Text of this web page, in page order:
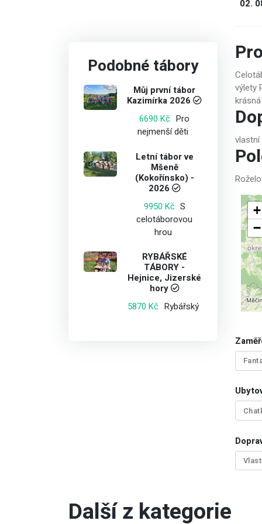
02.
Podobné tábory
Můj první tábor
Kazimírka 2026
6690 Kč Pro
nejmenší děti
Letní tábor ve
Mšeně
(Kokořínsko) -
2026
9950 Kč S
celotáborovou
hrou
RYBÁŘSKÉ
TÁBORY -
Hejnice, Jizerské
hory
5870 Kč Rybářský
výlety
vlastní
+
−
Další z kategorie